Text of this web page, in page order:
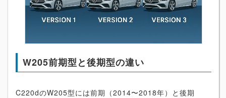
W205前期型と後期型の違い
C220dのW205型には前期（2014〜2018年）と後期